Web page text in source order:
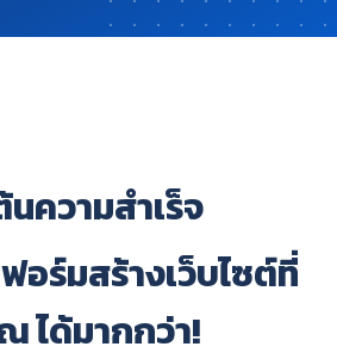
นความสำเร็จ
ร์มสร้างเว็บไซต์ที่
ได้มากกว่า!